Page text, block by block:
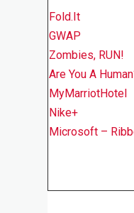
Fold.It
GWAP
Zombies, RUN!
Are You A
MyMarriotHotel
Nike+
Microsoft –